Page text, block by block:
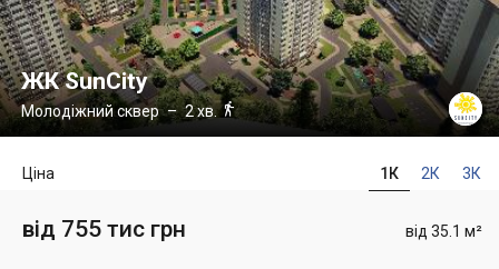
ЖК SunCity
Молодіжний сквер– 2 хв.
1К 2К 3К
Ціна
від 35.1 м²
від 755 тис грн